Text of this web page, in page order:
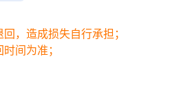
，造成损失自行承担；
间为准；